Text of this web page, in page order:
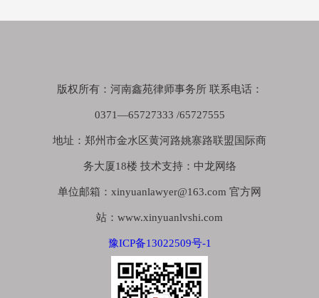
版权所有：河南鑫苑律师事务所 联系电话：
0371—65727333 /65727555
地址：郑州市金水区黄河路姚寨路联盟国际商
务大厦18楼 技术支持：中龙网络
单位邮箱：xinyuanlawyer@163.com 官方网
站：www.xinyuanlvshi.com
豫ICP备13022509号-1